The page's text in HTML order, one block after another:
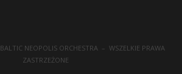
NEOPOLIS ORCHESTRA – WSZELKIE PRAWA
ZASTRZEŻONE